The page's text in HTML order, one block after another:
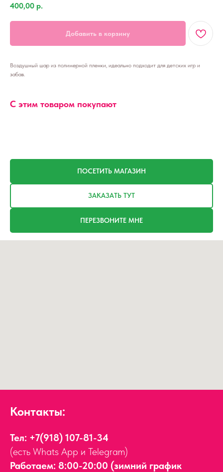
400,00 р.
Добавить в корзину
Воздушный шар из полимерной пленки, идеально подходит для детских игр и
забав.
С этим товаром покупают
ПОСЕТИТЬ МАГАЗИН
ЗАКАЗАТЬ ТУТ
ПЕРЕЗВОНИТЕ МНЕ
Контакты:
Тел: +7(918) 107-81-34
(есть Whats App и Telegram)
Работаем: 8:00-20:00 (зимний график